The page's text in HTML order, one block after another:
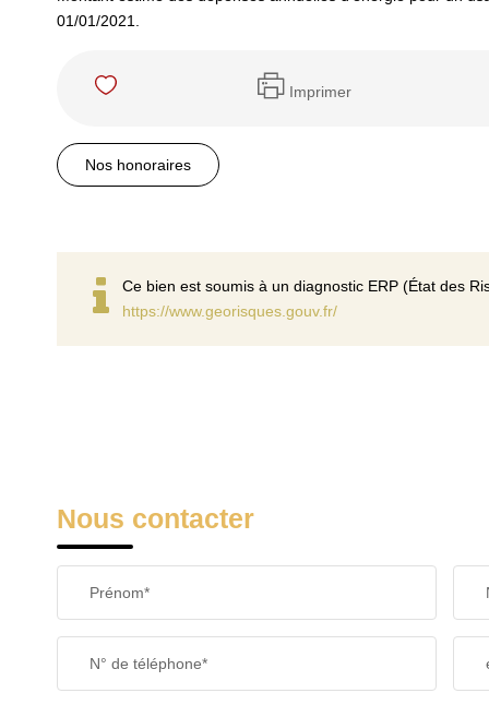
01/01/2021.
Imprimer
Nos honoraires
Ce bien est soumis à un diagnostic ERP (État des
https://www.georisques.gouv.fr/
Nous contacter
Prénom*
N° de téléphone*